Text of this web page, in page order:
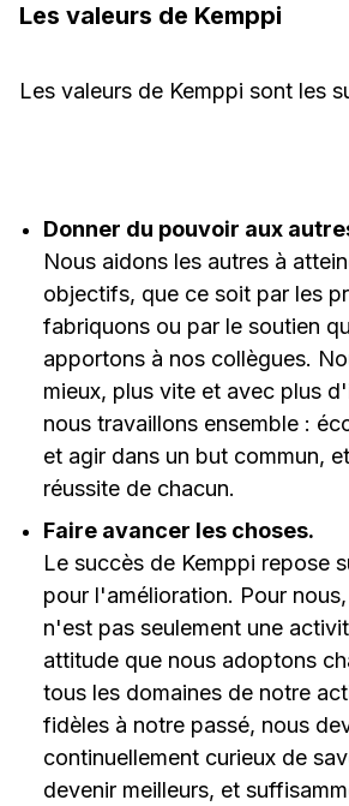
Les valeurs de Kemppi
Les valeurs de Kemppi sont les
Donner du pouvoir aux
Nous aidons les autres à
objectifs, que ce soit par les
fabriquons ou par le soutien
apportons à nos collègues.
mieux, plus vite et avec plus
nous travaillons ensemble :
et agir dans un but commun,
réussite de chacun.
Faire avancer les choses.
Le succès de Kemppi repose
pour l'amélioration. Pour
n'est pas seulement une
attitude que nous adoptons
tous les domaines de notre
fidèles à notre passé, nous
continuellement curieux de
devenir meilleurs, et